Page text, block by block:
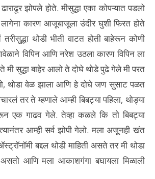
झोपले होते. मीसुद्धा एका कोपऱ्यात पडलो
कारण आजूबाजूला उंदीर घुशी फिरत होते
थोडी भीती वाटत होती बाहेरून कोणी
विपिन आणि नरेश उठला कारण विपिन ला
मी सुद्धा बाहेर आलो ते दोघे थोडे पुढे गेले मी परत
थोडा वेळ झाला आणि हे दोघे जण सुसाट पळत
तर ते म्हणाले आम्ही बिबट्या पहिला, थोड्या
एक गाढव गेले. तेव्हा कळले कि तो बिबट्या
आम्ही सर्व झोपी गेलो. मला अजूनही खंत
बद्दल थोडी माहिती असते तर मी थोडा
आणि मला आकाशगंगा बघायला मिळाली